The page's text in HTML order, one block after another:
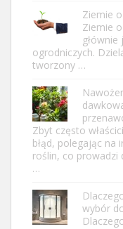
Ziemie
Ziemie
ogrodniczych.
tworzony …
Zbyt często
błąd, polegając na
roślin, co prowadzi
…
wybór